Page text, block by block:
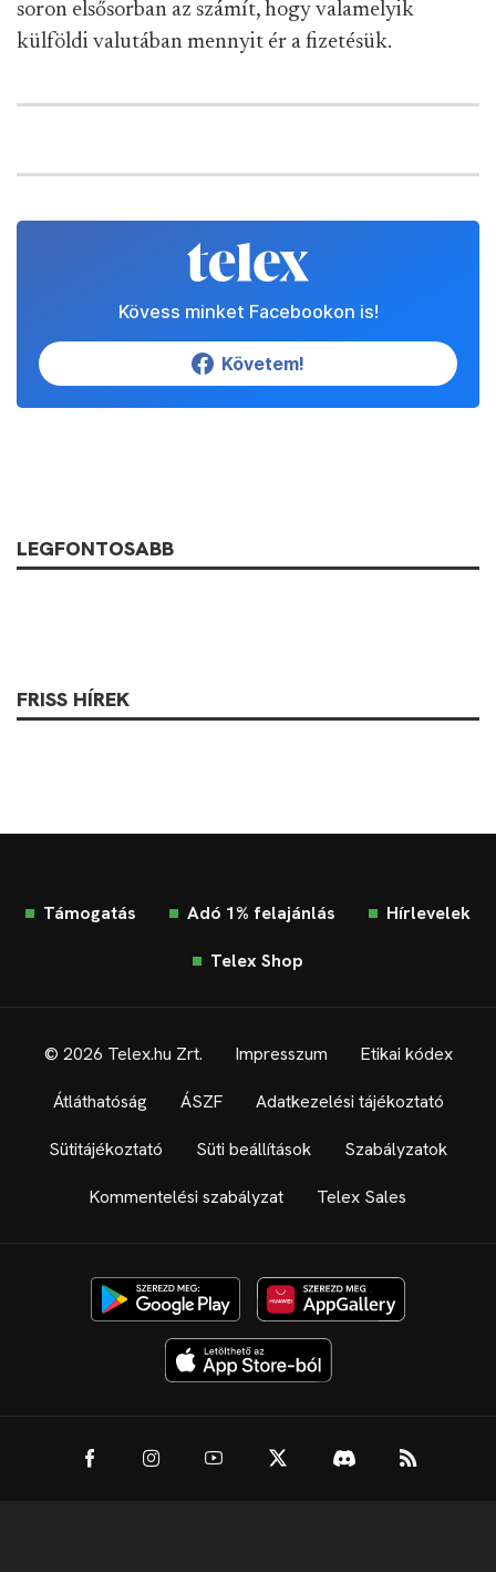
soron elsősorban az számít, hogy valamelyik
külföldi valutában mennyit ér a fizetésük.
Kövess minket Facebookon is!
Követem!
LEGFONTOSABB
FRISS HÍREK
Támogatás Adó 1% felajánlás Hírlevelek
Telex Shop
© 2026 Telex.hu Zrt. Impresszum Etikai kódex
Átláthatóság ÁSZF Adatkezelési tájékoztató
Sütitájékoztató Süti beállítások Szabályzatok
Kommentelési szabályzat Telex Sales